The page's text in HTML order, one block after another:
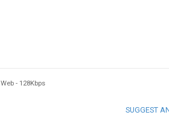
Web - 128Kbps
SUGGEST